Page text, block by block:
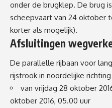
onder de brugklep. De brug
scheepvaart van 24 oktober
korter als mogelijk).
Afsluitingen
De parallelle rijbaan voor
rijstrook in noordelijke
van vrijdag 28 oktober
oktober 2016, 05.00 uur